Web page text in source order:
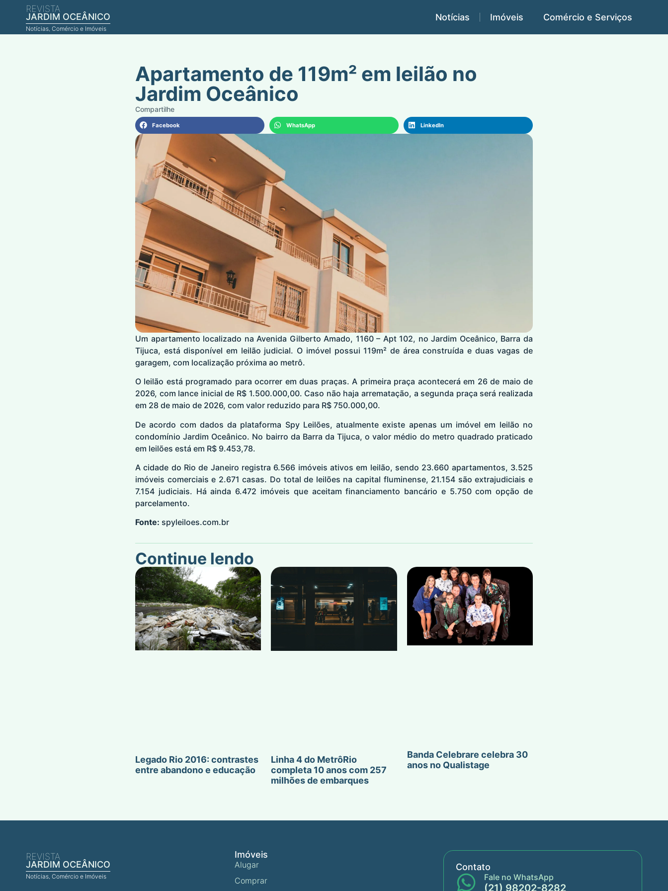
REVISTA
JARDIM OCEÂNICO
Notícias, Comércio e Imóveis
Notícias Imóveis Comércio e Serviços
Apartamento de 119m² em leilão no
Jardim Oceânico
Facebook WhatsApp LinkedIn
Um apartamento localizado na Avenida Gilberto Amado, 1160 – Apt 102, no Jardim Oceânico, Barra da
Tijuca, está disponível em leilão judicial. O imóvel possui 119m² de área construída e duas vagas de
garagem, com localização próxima ao metrô.
O leilão está programado para ocorrer em duas praças. A primeira praça acontecerá em 26 de maio de
2026, com lance inicial de R$ 1.500.000,00. Caso não haja arrematação, a segunda praça será realizada
em 28 de maio de 2026, com valor reduzido para R$ 750.000,00.
De acordo com dados da plataforma Spy Leilões, atualmente existe apenas um imóvel em leilão no
condomínio Jardim Oceânico. No bairro da Barra da Tijuca, o valor médio do metro quadrado praticado
em leilões está em R$ 9.453,78.
A cidade do Rio de Janeiro registra 6.566 imóveis ativos em leilão, sendo 23.660 apartamentos, 3.525
imóveis comerciais e 2.671 casas. Do total de leilões na capital fluminense, 21.154 são extrajudiciais e
7.154 judiciais. Há ainda 6.472 imóveis que aceitam financiamento bancário e 5.750 com opção de
parcelamento.
Fonte: spyleiloes.com.br
Continue lendo
Legado Rio 2016: contrastes
entre abandono e educação
Linha 4 do MetrôRio
completa 10 anos com 257
milhões de embarques
Banda Celebrare celebra 30
anos no Qualistage
REVISTA
JARDIM OCEÂNICO
Notícias, Comércio e Imóveis
Imóveis
Alugar
Comprar
Contato
Fale no WhatsApp
(21) 98202-8282